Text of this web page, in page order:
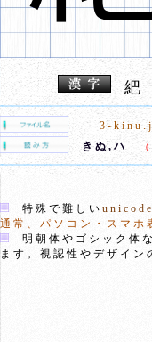
紦
3-
きぬ,ハ
特殊で難しい
通常、パソコン・スマホ
明朝体やゴシック体
ます。視認性やデザイン